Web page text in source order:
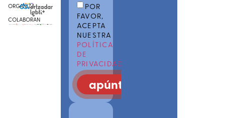
ORGANIZA
COLABORAN
POR
FAVOR,
ACEPTA
NUESTRA
POLÍTICA
DE
PRIVACIDAD
apúntate